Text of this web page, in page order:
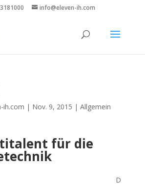
info@eleven-ih.com
ih.com | Nov. 9, 2015 | Allgemein
für die
D